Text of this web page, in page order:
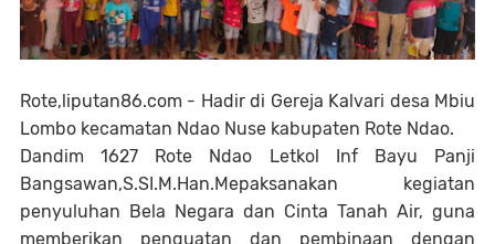
Rote,liputan86.com - Hadir di Gereja Kalvari desa Mbiu
Lombo kecamatan Ndao Nuse kabupaten Rote Ndao.
Dandim 1627 Rote Ndao Letkol Inf Bayu Panji
Bangsawan,S.SI.M.Han.Mepaksanakan kegiatan
penyuluhan Bela Negara dan Cinta Tanah Air, guna
memberikan penguatan dan pembinaan dengan